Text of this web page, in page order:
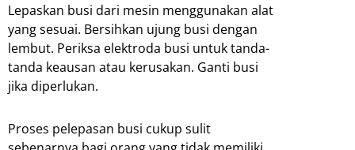
Lepaskan busi dari mesin menggunakan alat
yang sesuai. Bersihkan ujung busi dengan
lembut. Periksa elektroda busi untuk tanda-
tanda keausan atau kerusakan. Ganti busi
jika diperlukan.
Proses pelepasan busi cukup sulit